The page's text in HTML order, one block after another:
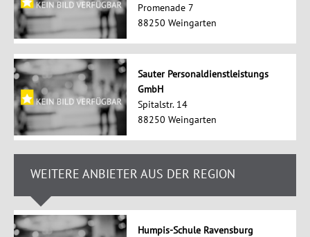
Promenade 7
88250 Weingarten
Sauter Personaldienstleistungs
GmbH
Spitalstr. 14
88250 Weingarten
WEITERE ANBIETER AUS DER REGION
Humpis-Schule Ravensburg